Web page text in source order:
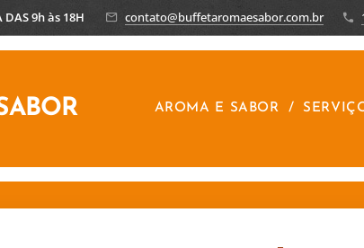
DAS 9h às 18H contato@buffetaromaesabor.com.br
AROMA E SABOR